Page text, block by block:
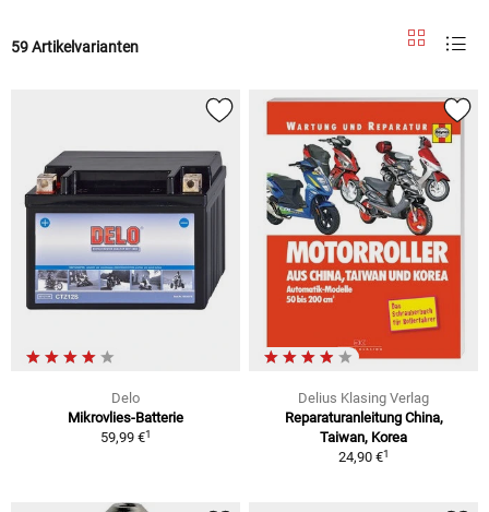
59 Artikelvarianten
Delo
Mikrovlies-Batterie
59,99 €1
Delius Klasing Verlag
Reparaturanleitung China,
Taiwan, Korea
24,90 €1